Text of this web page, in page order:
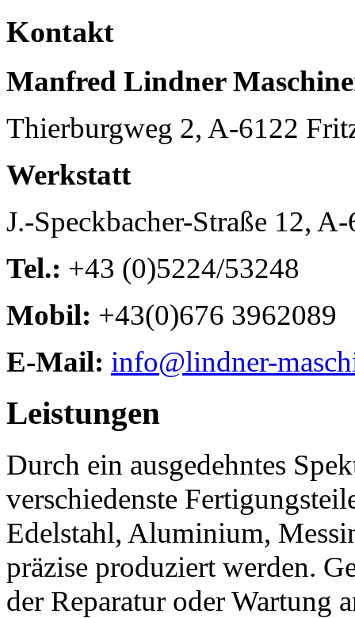
Kontakt
Manfred Lindner
Thierburgweg 2, A-6122
Werkstatt
J.-Speckbacher-Straße 12,
Tel.: +43 (0)5224/53248
Mobil: +43(0)676 3962089
E-Mail: info@lindner-
Leistungen
Durch ein ausgedehntes
verschiedenste
Edelstahl, Aluminium,
präzise produziert werden.
der Reparatur oder Wartung